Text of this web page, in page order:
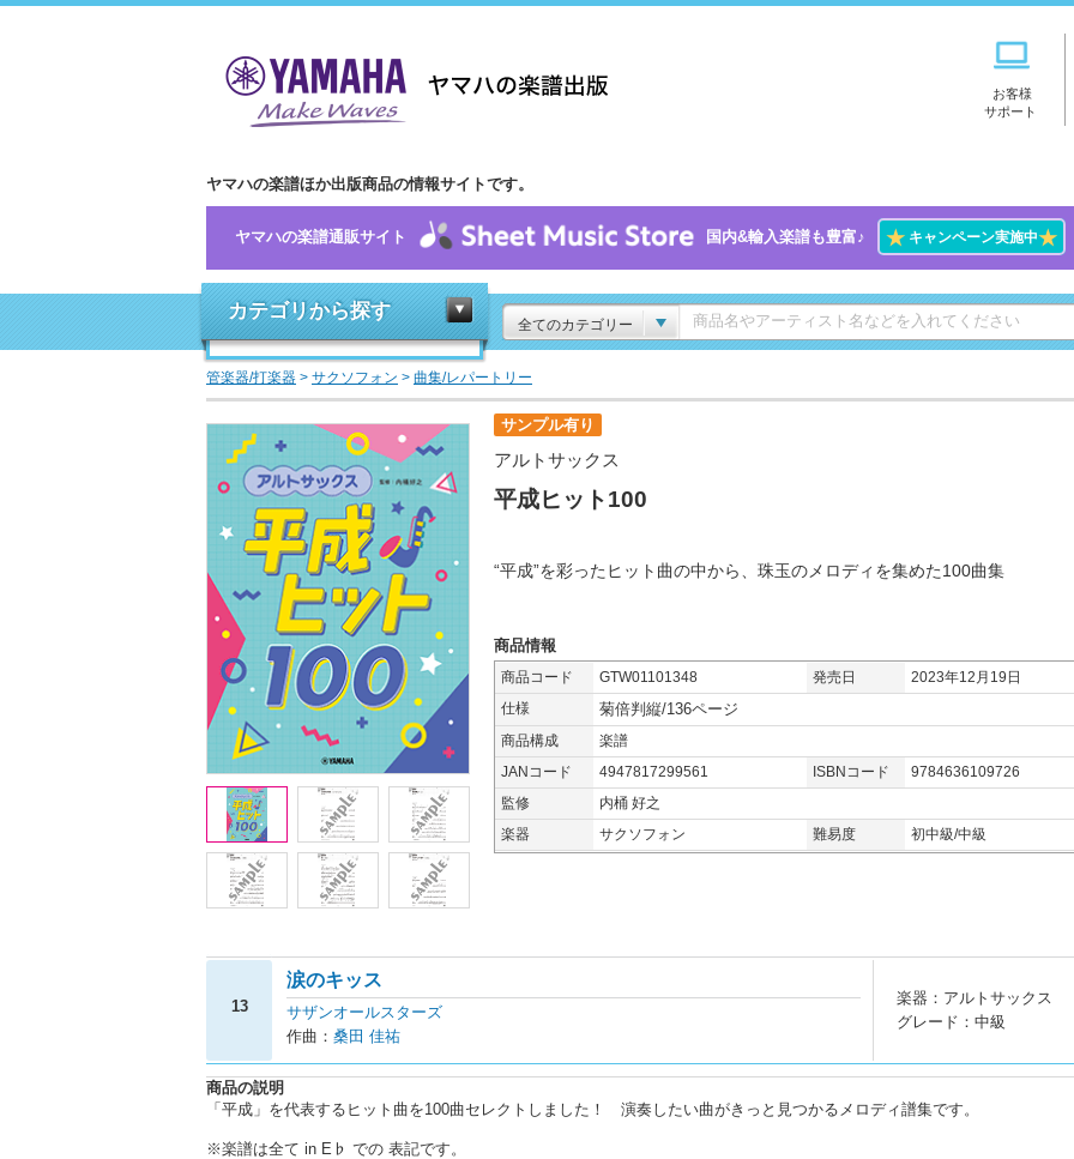
お客様
サポート
ヤマハの楽譜ほか出版商品の情報サイトです。
ヤマハの楽譜通販サイト 国内&輸入楽譜も豊富♪ ★キャンペーン実施中★
カテゴリから探す
全てのカテゴリー
管楽器/打楽器 > サクソフォン > 曲集/レパートリー
サンプル有り
アルトサックス
平成ヒット100
“平成”を彩ったヒット曲の中から、珠玉のメロディを集めた100曲集
商品情報
商品コード GTW01101348 発売日
2023年12月19日
仕様
菊倍判縦/136ページ
商品構成
楽譜
JANコード
4947817299561 ISBNコード
9784636109726
監修
内桶 好之
楽器
サクソフォン 難易度 初中級/中級
13
涙のキッス
サザンオールスターズ
作曲： 桑田 佳祐
楽器：アルトサックス
グレード：中級
商品の説明
「平成」を代表するヒット曲を100曲セレクトしました！ 演奏したい曲がきっと見つかるメロディ譜集です。
※楽譜は全て in E♭ での 表記です。